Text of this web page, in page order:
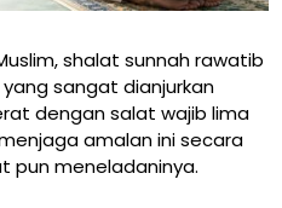
shalat sunnah rawatib
sangat dianjurkan
dengan salat wajib lima
pun meneladaninya.